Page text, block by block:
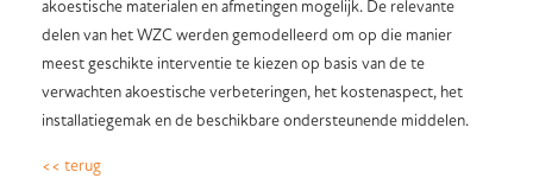
akoestische materialen en afmetingen mogelijk. De relevante
delen van het WZC werden gemodelleerd om op die manier
meest geschikte interventie te kiezen op basis van de te
verwachten akoestische verbeteringen, het kostenaspect, het
installatiegemak en de beschikbare ondersteunende middelen.
<< terug